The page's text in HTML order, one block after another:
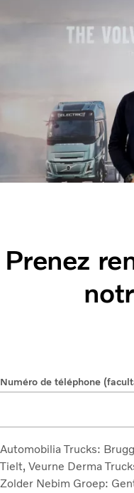
Prenez
Numéro de téléphone
Automobilia Trucks:
Tielt, Veurne Derma
Zolder Nebim Groep: